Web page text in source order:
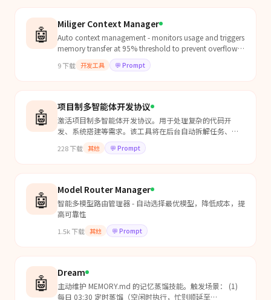
🤖 Miliger Context Manager
Auto context management - monitors usage and triggers
memory transfer at 95% threshold to prevent overflow
and ensure session continuity. Trigger on "context...
9下载 开发工具 💬 Prompt
🤖 项目制多智能体开发协议
激活项目制多智能体开发协议。用于处理复杂的代码开
发、系统搭建等需求。该工具将在后台自动拆解任务、调
度程序员和测试员、更新 dev_project.md 并处理错误重
试。
228下载 其他 💬 Prompt
🤖 Model Router Manager
智能多模型路由管理器 - 自动选择最优模型，降低成本，提
高可靠性
1.5k下载 其他 💬 Prompt
🤖 Dream
主动维护 MEMORY.md 的记忆蒸馏技能。触发场景： (1)
每日 03:30 定时蒸馏（空闲时执行，忙则顺延至